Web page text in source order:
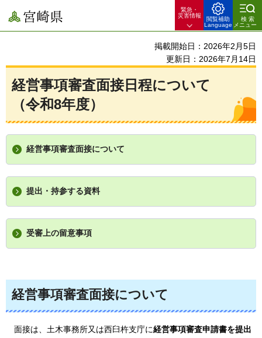
宮崎県
緊急・
災害情報
閲覧補助
Language
検索
メニュー
掲載開始日：2026年2月5日
更新日：2026年7月14日
経営事項審査面接日程について
（令和8年度）
経営事項審査面接について
提出・持参する資料
受審上の留意事項
経営事項審査面接について
面接は、土木事務所又は西臼杵支庁に経営事項審査申請書を提出